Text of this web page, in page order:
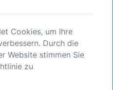
Cookies, um Ihre
Durch die
Website stimmen Sie
zu